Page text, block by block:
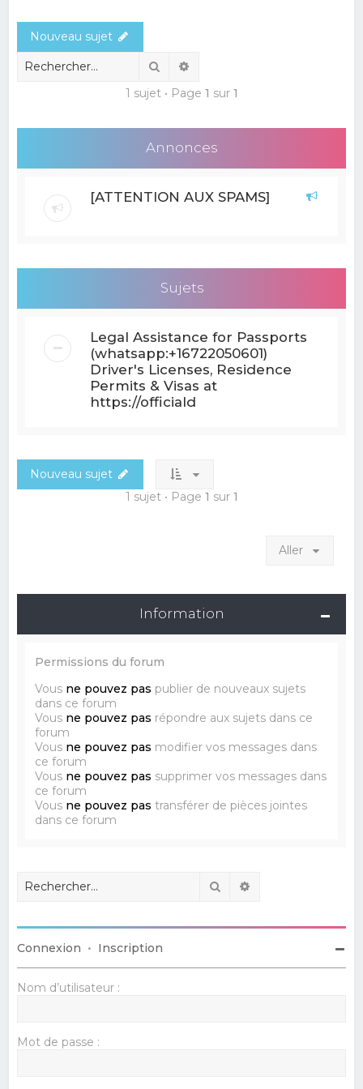
r
Nouveau sujet
Rechercher
1 sujet • Page 1 sur 1
Annonces
[ATTENTION AUX SPAMS]
Sujets
Legal Assistance for Passports
(whatsapp:+16722050601)
Driver's Licenses, Residence
Permits & Visas at
https://officiald
Nouveau sujet
1 sujet • Page 1 sur 1
Aller
Information
Permissions du forum
Vous ne pouvez pas publier de nouveaux sujets
dans ce forum
Vous ne pouvez pas répondre aux sujets dans ce
forum
Vous ne pouvez pas modifier vos messages dans
ce forum
Vous ne pouvez pas supprimer vos messages dans
ce forum
Vous ne pouvez pas transférer de pièces jointes
dans ce forum
Rechercher
Connexion • Inscription
Nom d’utilisateur :
Mot de passe :